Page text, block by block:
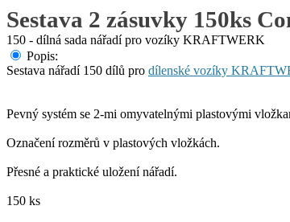
Sestava 2 zásuvky 150ks
150 - dílná sada nářadí pro vozíky KRAFTWERK
Popis:
Sestava nářadí 150 dílů pro dílenské vozíky
Pevný systém se 2-mi omyvatelnými plastovými
Označení rozměrů v plastových vložkách.
Přesné a praktické uložení nářadí.
150 ks